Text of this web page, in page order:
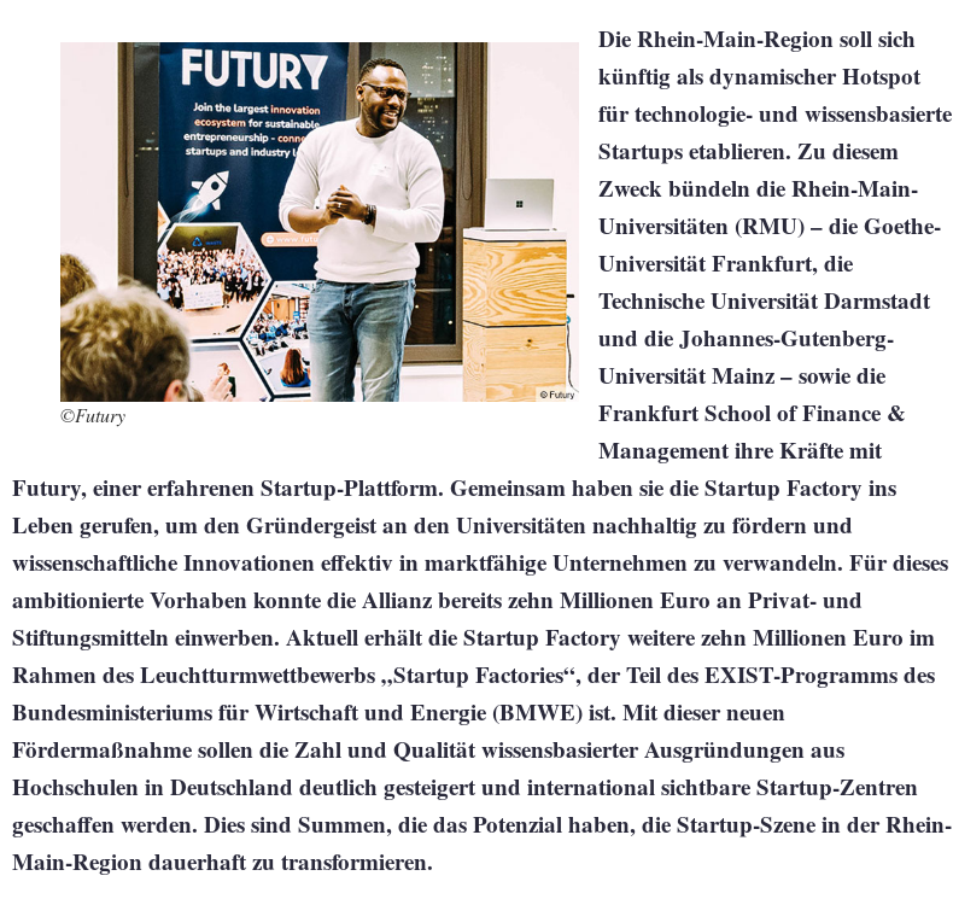
©Futury
Die Rhein-Main-Region soll sich
künftig als dynamischer Hotspot
für technologie- und wissensbasierte
Startups etablieren. Zu diesem
Zweck bündeln die Rhein-Main-
Universitäten (RMU) – die Goethe-
Universität Frankfurt, die
Technische Universität Darmstadt
und die Johannes-Gutenberg-
Universität Mainz – sowie die
Frankfurt School of Finance &
Management ihre Kräfte mit
Futury, einer erfahrenen Startup-Plattform. Gemeinsam haben sie die Startup Factory ins
Leben gerufen, um den Gründergeist an den Universitäten nachhaltig zu fördern und
wissenschaftliche Innovationen effektiv in marktfähige Unternehmen zu verwandeln. Für dieses
ambitionierte Vorhaben konnte die Allianz bereits zehn Millionen Euro an Privat- und
Stiftungsmitteln einwerben. Aktuell erhält die Startup Factory weitere zehn Millionen Euro im
Rahmen des Leuchtturmwettbewerbs „Startup Factories“, der Teil des EXIST-Programms des
Bundesministeriums für Wirtschaft und Energie (BMWE) ist. Mit dieser neuen
Fördermaßnahme sollen die Zahl und Qualität wissensbasierter Ausgründungen aus
Hochschulen in Deutschland deutlich gesteigert und international sichtbare Startup-Zentren
geschaffen werden. Dies sind Summen, die das Potenzial haben, die Startup-Szene in der Rhein-
Main-Region dauerhaft zu transformieren.